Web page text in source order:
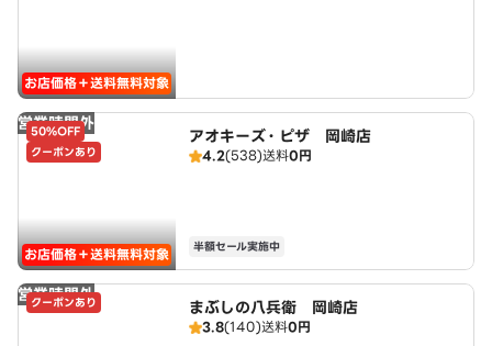
お店価格＋送料無料対象
営業時間外
50%OFF
クーポンあり
お店価格＋送料無料対象
アオキーズ・ピザ 岡崎店
4.2(538)送料0円
半額セール実施中
営業時間外
クーポンあり まぶしの八兵衛 岡崎店
3.8(140)送料0円